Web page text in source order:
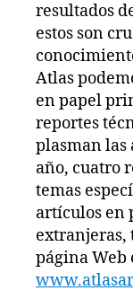
resultados
estos son
Atlas
en papel
reportes
plasman las
año, cuatro
temas
artículos en
extranjeras,
página Web